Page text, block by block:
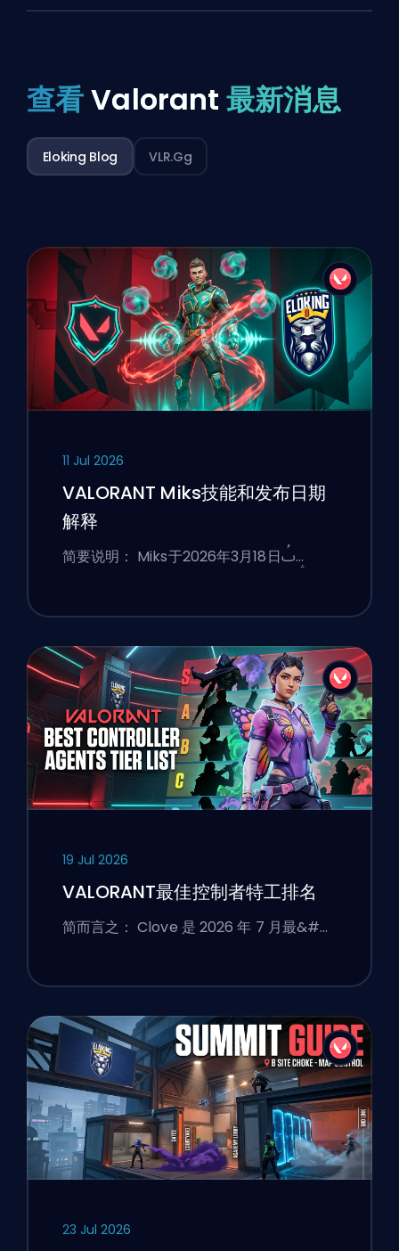
查看Valorant 最新消息
Eloking Blog VLR.gg
11 Jul 2026
VALORANT Miks技能和发布日期
解释
简要说明： Miks于2026年3月18日ࢷ…
19 Jul 2026
VALORANT最佳控制者特工排名
简而言之： Clove 是 2026 年 7 月最&#…
23 Jul 2026